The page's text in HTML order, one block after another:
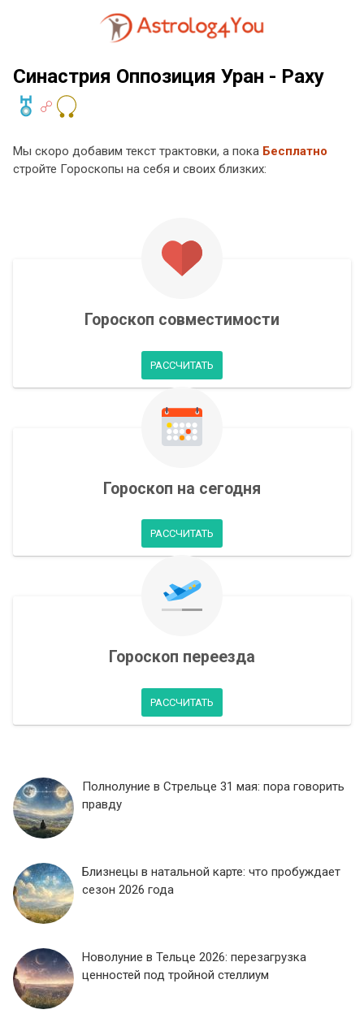
Синастрия Оппозиция Уран - Раху
Мы скоро добавим текст трактовки, а пока Бесплатно
стройте Гороскопы на себя и своих близких:
Гороскоп совместимости
РАССЧИТАТЬ
Гороскоп на сегодня
РАССЧИТАТЬ
Гороскоп переезда
РАССЧИТАТЬ
Полнолуние в Стрельце 31 мая: пора говорить
правду
Близнецы в натальной карте: что пробуждает
сезон 2026 года
Новолуние в Тельце 2026: перезагрузка
ценностей под тройной стеллиум